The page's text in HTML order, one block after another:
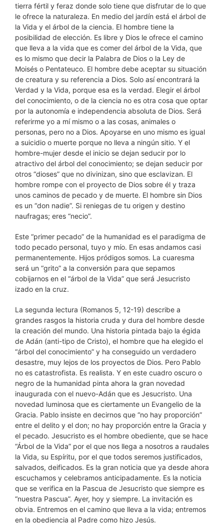
tierra fértil y feraz donde solo tiene que disfrutar de lo que
le ofrece la naturaleza. En medio del jardín está el árbol de
la Vida y el árbol de la ciencia. El hombre tiene la
posibilidad de elección. Es libre y Dios le ofrece el camino
que lleva a la vida que es comer del árbol de la Vida, que
es lo mismo que decir la Palabra de Dios o la Ley de
Moisés o Pentateuco. El hombre debe aceptar su situación
de creatura y su referencia a Dios. Solo así encontrará la
Verdad y la Vida, porque esa es la verdad. Elegir el árbol
del conocimiento, o de la ciencia no es otra cosa que optar
por la autonomía e independencia absoluta de Dios. Será
referirme yo a mí mismo o a las cosas, animales o
personas, pero no a Dios. Apoyarse en uno mismo es igual
a suicidio o muerte porque no lleva a ningún sitio. Y el
hombre-mujer desde el inicio se dejan seducir por lo
atractivo del árbol del conocimiento; se dejan seducir por
otros “dioses” que no divinizan, sino que esclavizan. El
hombre rompe con el proyecto de Dios sobre él y traza
unos caminos de pecado y de muerte. El hombre sin Dios
es un “don nadie”. Si reniegas de tu origen y destino
naufragas; eres “necio”.
Este “primer pecado” de la humanidad es el paradigma de
todo pecado personal, tuyo y mío. En esas andamos casi
permanentemente. Hijos pródigos somos. La cuaresma
será un “grito” a la conversión para que sepamos
cobijarnos en el “árbol de la Vida” que será Jesucristo
izado en la cruz.
La segunda lectura (Romanos 5, 12-19) describe a
grandes rasgos la historia cruda y dura del hombre desde
la creación del mundo. Una historia pintada bajo la égida
de Adán (anti-tipo de Cristo), el hombre que ha elegido el
“árbol del conocimiento” y ha conseguido un verdadero
desastre, muy lejos de los proyectos de Dios. Pero Pablo
no es catastrofista. Es realista. Y en este cuadro oscuro o
negro de la humanidad pinta ahora la gran novedad
inaugurada con el nuevo-Adán que es Jesucristo. Una
novedad luminosa que es ciertamente un Evangelio de la
Gracia. Pablo insiste en decirnos que “no hay proporción”
entre el delito y el don; no hay proporción entre la Gracia y
el pecado. Jesucristo es el hombre obediente, que se hace
“Árbol de la Vida” por el que nos llega a nosotros a raudales
la Vida, su Espíritu, por el que todos seremos justificados,
salvados, deificados. Es la gran noticia que ya desde ahora
escuchamos y celebramos anticipadamente. Es la noticia
que se verifica en la Pascua de Jesucristo que siempre es
“nuestra Pascua”. Ayer, hoy y siempre. La invitación es
obvia. Entremos en el camino que lleva a la vida; entremos
en la obediencia al Padre como hizo Jesús.